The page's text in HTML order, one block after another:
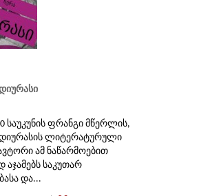
საუკუნის ფრანგი მწერლის,
ლიტერატურული
ამ ნაწარმოებით
საკუთარ
და...